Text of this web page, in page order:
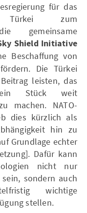
für das
Türkei zum
gemeinsame
Shield Initiative
Beschaffung von
Die Türkei
leisten, das
ein Stück weit
machen. NATO-
dies kürzlich als
hin zu
Grundlage echter
Dafür kann
nicht nur
sondern auch
wichtige
stellen.